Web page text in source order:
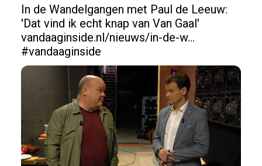
In de Wandelgangen met Paul de Leeuw:
vandaaginside.nl/nieuws/in-de-w…
#vandaaginside